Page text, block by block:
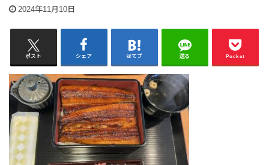
2024年11月10日
ポスト シェア はてブ 送る Pocket